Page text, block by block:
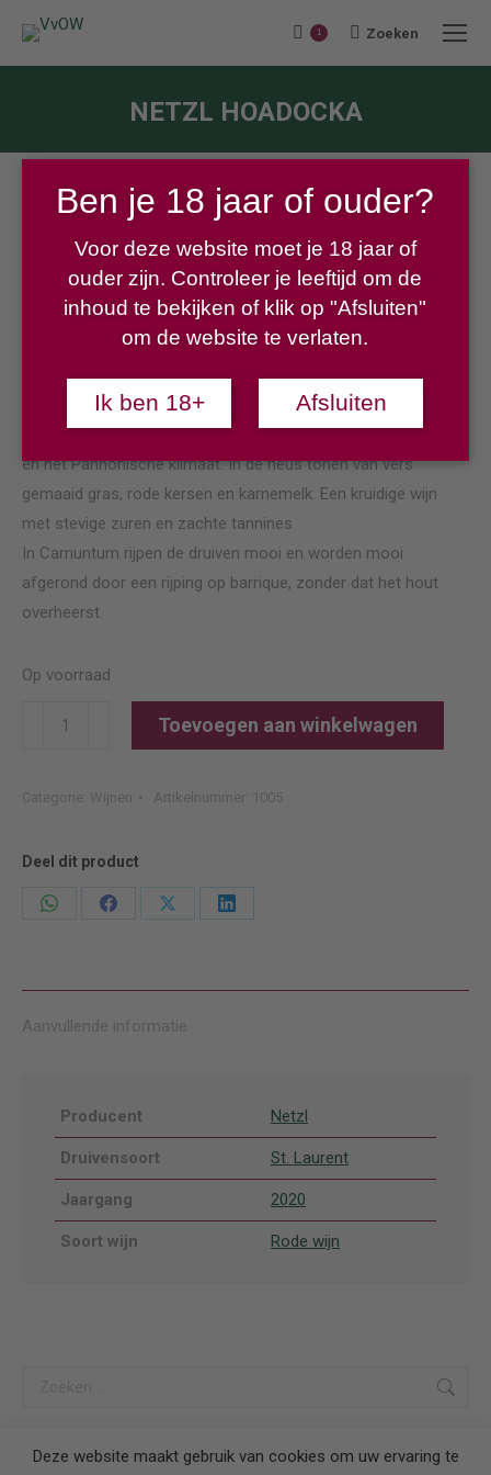
1 Search:
Zoeken
NETZL HOADOCKA
14,50
Heerlijk zacht en krachtig rood!
Duidelijk proeven we de sporen van löss, leem, zand en kiezel
en het Pannonische klimaat. In de neus tonen van vers
gemaaid gras, rode kersen en karnemelk. Een kruidige wijn
met stevige zuren en zachte tannines.
In Carnuntum rijpen de druiven mooi en worden mooi
afgerond door een rijping op barrique, zonder dat het hout
overheerst.
Op voorraad
Toevoegen aan winkelwagen
Categorie: Wijnen Artikelnummer: 1005
Deel dit product
Deel
Deel
Deel
Deel
Aanvullende informatie
Producent Netzl
Druivensoort St. Laurent
Jaargang 2020
Soort wijn Rode wijn
Deze website maakt gebruik van cookies om uw ervaring te
Ben je 18 jaar of ouder?
Voor deze website moet je 18 jaar of
ouder zijn. Controleer je leeftijd om de
inhoud te bekijken of klik op "Afsluiten"
om de website te verlaten.
Ik ben 18+ Afsluiten